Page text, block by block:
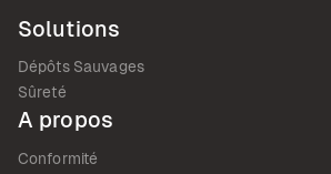
Solutions
Dépôts Sauvages
Sûreté
A propos
Conformité